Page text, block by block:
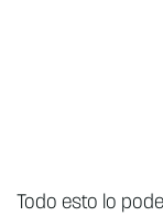
Todo esto lo